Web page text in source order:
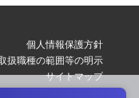
個人情報保護方針
扱職種の範囲等の明示
サイトマップ
お問い合わせ